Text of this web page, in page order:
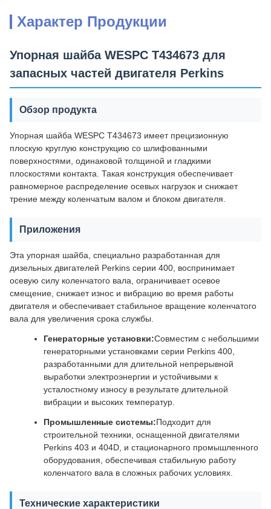
Характер Продукции
Упорная шайба WESPC T434673 для
запасных частей двигателя Perkins
Обзор продукта
Упорная шайба WESPC T434673 имеет прецизионную
плоскую круглую конструкцию со шлифованными
поверхностями, одинаковой толщиной и гладкими
плоскостями контакта. Такая конструкция обеспечивает
равномерное распределение осевых нагрузок и снижает
трение между коленчатым валом и блоком двигателя.
Приложения
Эта упорная шайба, специально разработанная для
дизельных двигателей Perkins серии 400, воспринимает
осевую силу коленчатого вала, ограничивает осевое
смещение, снижает износ и вибрацию во время работы
двигателя и обеспечивает стабильное вращение коленчатого
вала для увеличения срока службы.
Генераторные установки:Совместим с небольшими
генераторными установками серии Perkins 400,
разработанными для длительной непрерывной
выработки электроэнергии и устойчивыми к
усталостному износу в результате длительной
вибрации и высоких температур.
Промышленные системы:Подходит для
строительной техники, оснащенной двигателями
Perkins 403 и 404D, и стационарного промышленного
оборудования, обеспечивая стабильную работу
коленчатого вала в сложных рабочих условиях.
Технические характеристики